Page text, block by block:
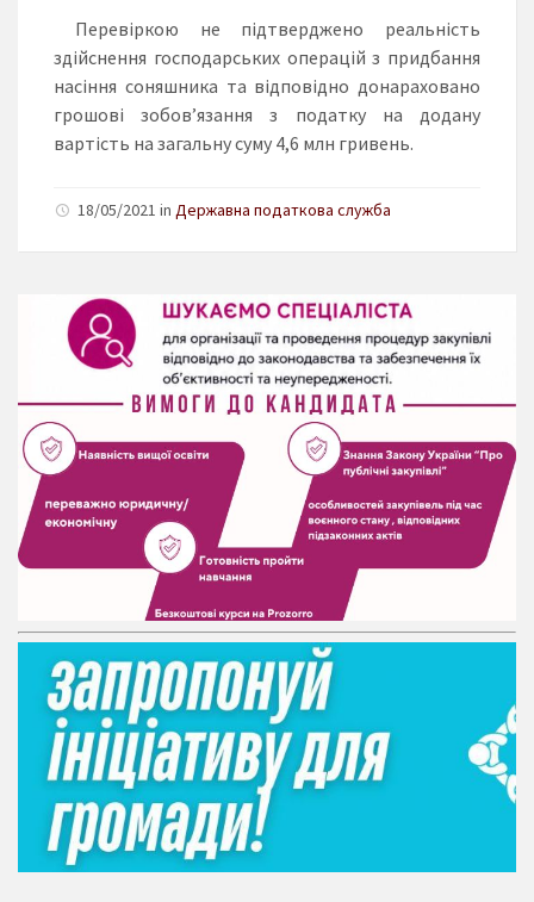
Перевіркою не підтверджено реальність
здійснення господарських операцій з придбання
насіння соняшника та відповідно донараховано
грошові зобов’язання з податку на додану
вартість на загальну суму 4,6 млн гривень.
18/05/2021 in Державна податкова служба